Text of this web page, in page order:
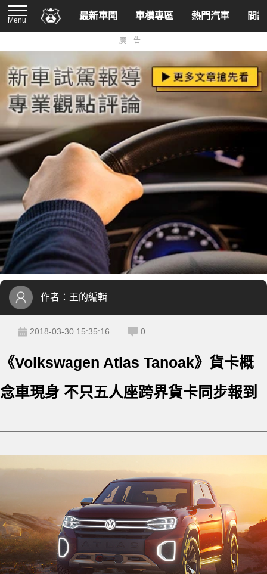
Menu 最新車聞 車模專區 熱門汽車 間
廣告
作者： 王的編輯
2018-03-30 15:35:16 0
《Volkswagen Atlas Tanoak》貨卡概
念車現身 不只五人座跨界貨卡同步報到